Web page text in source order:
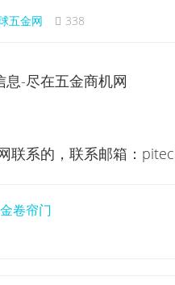
五金网 338
息-尽在五金商机网
系的，联系邮箱：
卷帘门